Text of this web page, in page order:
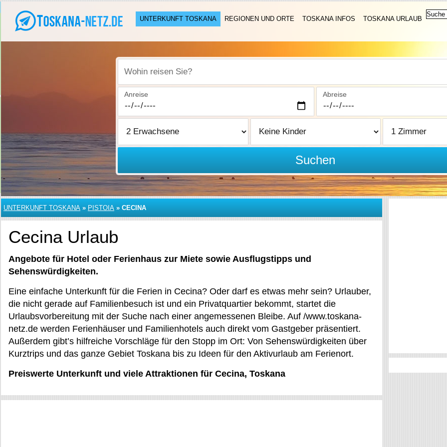
UNTERKUNFT TOSKANA REGIONEN UND ORTE TOSKANA INFOS TOSKANA URLAUB
Wohin reisen Sie?
Anreise Abreise
Suchen
UNTERKUNFT TOSKANA » PISTOIA » CECINA
Cecina Urlaub
Angebote für Hotel oder Ferienhaus zur Miete sowie Ausflugstipps und
Sehenswürdigkeiten.
Eine einfache Unterkunft für die Ferien in Cecina? Oder darf es etwas mehr sein? Urlauber,
die nicht gerade auf Familienbesuch ist und ein Privatquartier bekommt, startet die
Urlaubsvorbereitung mit der Suche nach einer angemessenen Bleibe. Auf /www.toskana-
netz.de werden Ferienhäuser und Familienhotels auch direkt vom Gastgeber präsentiert.
Außerdem gibt’s hilfreiche Vorschläge für den Stopp im Ort: Von Sehenswürdigkeiten über
Kurztrips und das ganze Gebiet Toskana bis zu Ideen für den Aktivurlaub am Ferienort.
Preiswerte Unterkunft und viele Attraktionen für Cecina, Toskana